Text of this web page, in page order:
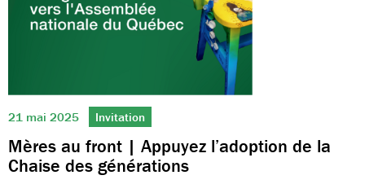
21 mai 2025 Invitation
Mères au front | Appuyez l’adoption de la
Chaise des générations